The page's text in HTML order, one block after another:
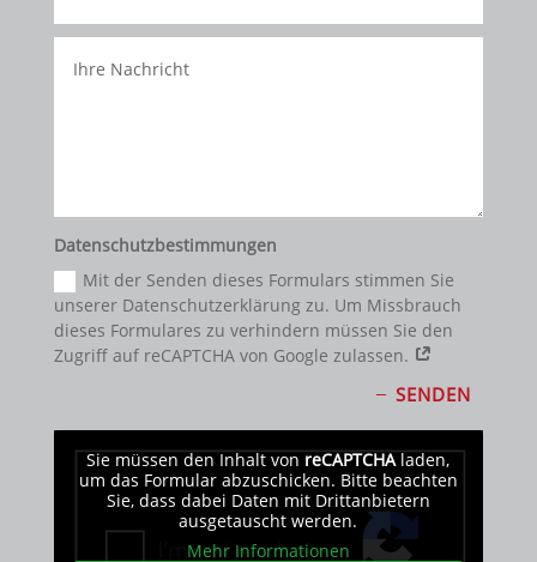
Datenschutzbestimmungen
Mit der Senden dieses Formulars stimmen Sie
unserer Datenschutzerklärung zu. Um Missbrauch
dieses Formulares zu verhindern müssen Sie den
Zugriff auf reCAPTCHA von Google zulassen.
SENDEN
Sie müssen den Inhalt vonreCAPTCHAladen,
um das Formular abzuschicken. Bitte beachten
Sie, dass dabei Daten mit Drittanbietern
ausgetauscht werden.
Mehr Informationen